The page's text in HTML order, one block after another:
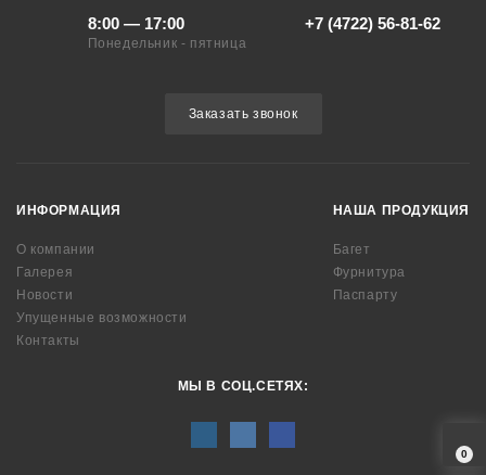
8:00 — 17:00
Понедельник - пятница
+7 (4722) 56-81-62
Заказать звонок
МЫ В СОЦ.СЕТЯХ:
ИНФОРМАЦИЯ
О компании
Галерея
Новости
Упущенные возможности
Контакты
НАША ПРОДУКЦИЯ
Багет
Фурнитура
Паспарту
0